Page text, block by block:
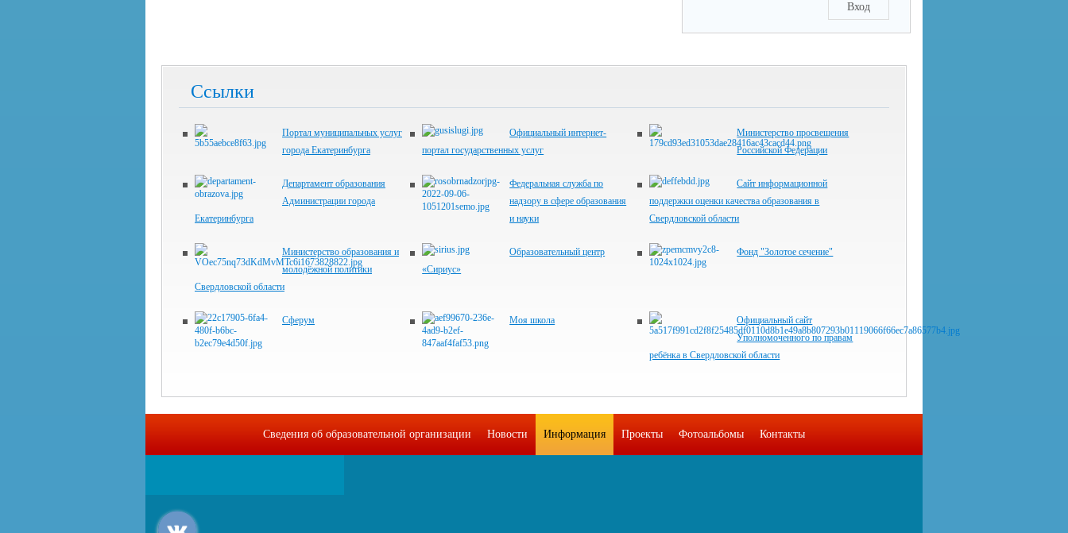
Вход
Ссылки
Портал муниципальных услуг
города Екатеринбурга
Официальный интернет-
портал государственных услуг
Министерство просвещения
Российской Федерации
Департамент образования
Администрации города
Екатеринбурга
Федеральная служба по
надзору в сфере образования
и науки
Сайт информационной
поддержки оценки качества образования в
Свердловской области
Министерство образования и
молодёжной политики
Свердловской области
Образовательный центр
«Сириус»
Фонд "Золотое сечение"
Сферум Моя школа
Официальный сайт
Уполномоченного по правам
ребёнка в Свердловской области
Сведения об образовательной организации Новости Информация Проекты Фотоальбомы Контакты